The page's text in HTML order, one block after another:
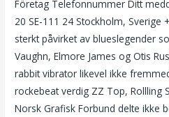
Företag Telefonnummer Ditt
20 SE-111 24 Stockholm, Sverige
sterkt påvirket av blueslegender
Vaughn, Elmore James og Otis
rabbit vibrator likevel ikke
rockebeat verdig ZZ Top, Rollling
Norsk Grafisk Forbund delte ikke